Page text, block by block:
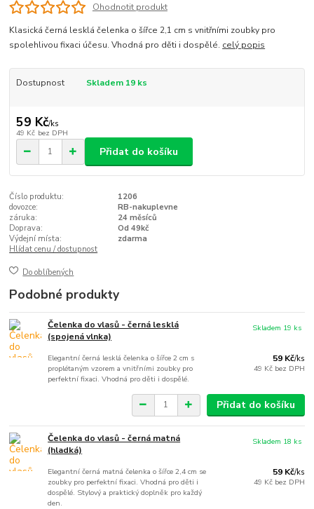
Ohodnotit produkt
Klasická černá lesklá čelenka o šířce 2,1 cm s vnitřními zoubky pro
spolehlivou fixaci účesu. Vhodná pro děti i dospělé. celý popis
Dostupnost Skladem 19 ks
59 Kč/ks
49 Kč bez DPH
Přidat do košíku
Číslo produktu:
1206
dovozce:
RB-nakuplevne
záruka:
24 měsíců
Doprava:
Od 49kč
Výdejní místa:
zdarma
Hlídat cenu / dostupnost
Do oblíbených
Podobné produkty
Čelenka do vlasů - černá lesklá
(spojená vlnka)
Elegantní černá lesklá čelenka o šířce 2 cm s
proplétaným vzorem a vnitřními zoubky pro
perfektní fixaci. Vhodná pro děti i dospělé.
59 Kč/ks
49 Kč bez DPH
Skladem 19 ks
Přidat do košíku
Čelenka do vlasů - černá matná
(hladká)
Elegantní černá matná čelenka o šířce 2,4 cm se
zoubky pro perfektní fixaci. Vhodná pro děti i
dospělé. Stylový a praktický doplněk pro každý
den.
59 Kč/ks
49 Kč bez DPH
Skladem 18 ks